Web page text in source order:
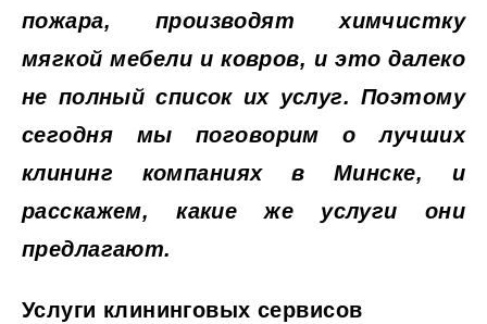
пожара, производят химчистку
мягкой мебели и ковров, и это далеко
не полный список их услуг. Поэтому
сегодня мы поговорим о лучших
клининг компаниях в Минске, и
расскажем, какие же услуги они
предлагают.
Услуги клининговых сервисов